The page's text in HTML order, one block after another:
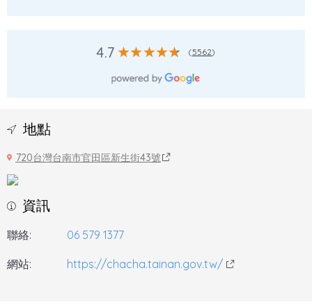
4.7 (5562)
地點
720台灣台南市官田區新生街43號
資訊
聯絡: 06 579 1377
網站: https://chacha.tainan.gov.tw/